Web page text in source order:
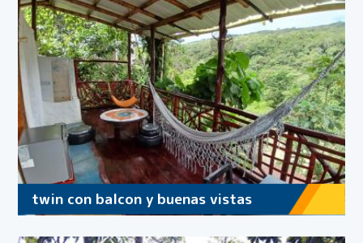
twin con balcon y buenas vistas